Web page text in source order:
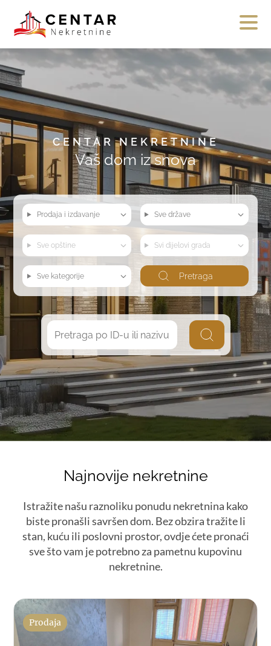
CENTAR NEKRETNINE
Vaš dom iz snova
Prodaja i izdavanje Sve države
Sve opštine Svi dijelovi grada
Sve kategorije Pretraga
Najnovije nekretnine
Istražite našu raznoliku ponudu nekretnina kako
biste pronašli savršen dom. Bez obzira tražite li
stan, kuću ili poslovni prostor, ovdje ćete pronaći
sve što vam je potrebno za pametnu kupovinu
nekretnine.
Prodaja